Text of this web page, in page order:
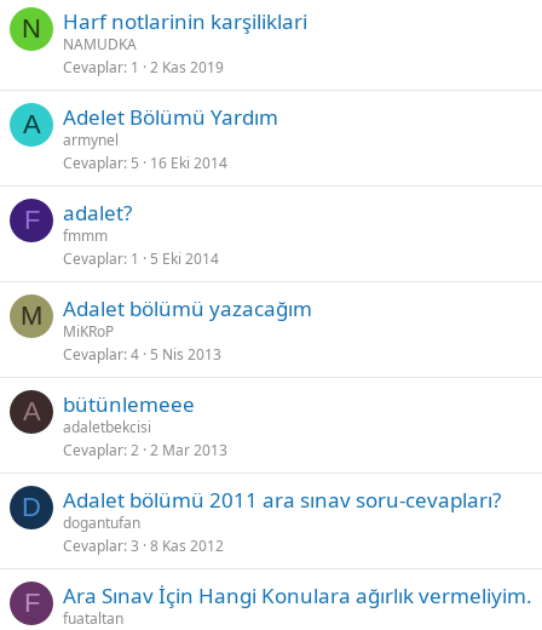
N Harf notlarinin karşiliklari
NAMUDKA
Cevaplar 1 2 Kas 2019
A Adelet Bölümü Yardım
armynel
Cevaplar 5 16 Eki 2014
F adalet?
fmmm
Cevaplar 1 5 Eki 2014
M Adalet bölümü yazacağım
MiKRoP
Cevaplar 4 5 Nis 2013
A bütünlemeee
adaletbekcisi
Cevaplar 2 2 Mar 2013
D Adalet bölümü 2011 ara sınav soru-cevapları?
dogantufan
Cevaplar 3 8 Kas 2012
F Ara Sınav İçin Hangi Konulara ağırlık vermeliyim.
fuataltan